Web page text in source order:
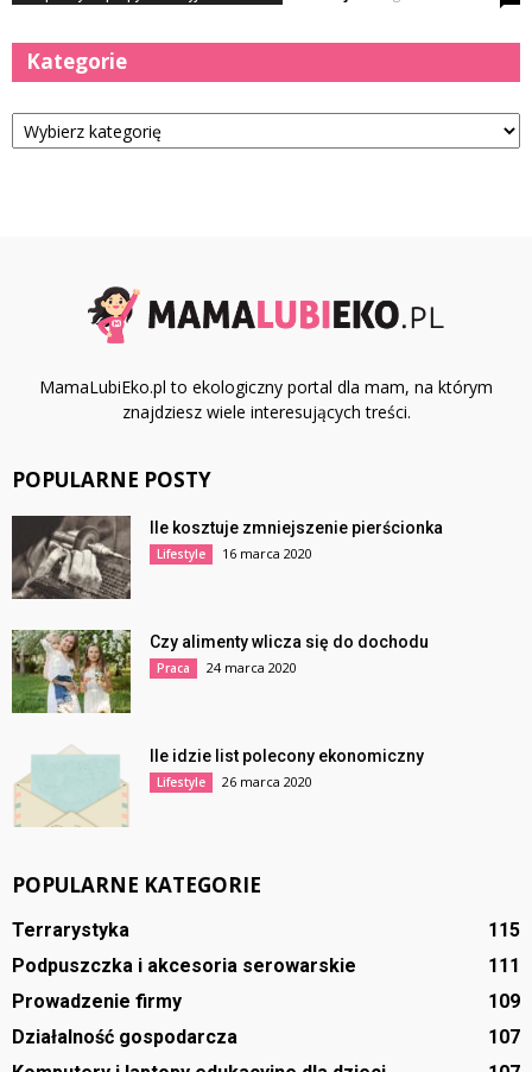
Kategorie
Kategorie
MamaLubiEko.pl to ekologiczny portal dla mam, na którym
znajdziesz wiele interesujących treści.
POPULARNE POSTY
Ile kosztuje zmniejszenie pierścionka
Lifestyle 16 marca 2020
Czy alimenty wlicza się do dochodu
Praca 24 marca 2020
Ile idzie list polecony ekonomiczny
Lifestyle 26 marca 2020
POPULARNE KATEGORIE
Terrarystyka
115
Podpuszczka i akcesoria serowarskie
111
Prowadzenie firmy
109
Działalność gospodarcza
107